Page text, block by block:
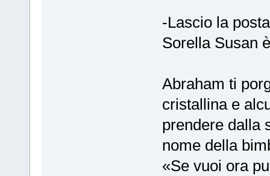
-Lascio la
Sorella Susan
Abraham ti
cristallina e
prendere dalla
nome della
«Se vuoi ora